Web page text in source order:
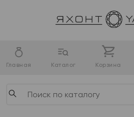
Главная Каталог Корзина